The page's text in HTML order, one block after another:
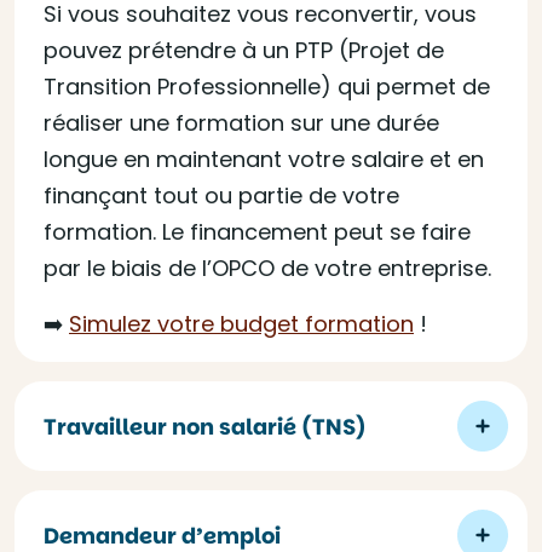
Si vous souhaitez vous reconvertir, vous
pouvez prétendre à un PTP (Projet de
Transition Professionnelle) qui permet de
réaliser une formation sur une durée
longue en maintenant votre salaire et en
finançant tout ou partie de votre
formation. Le financement peut se faire
par le biais de l’OPCO de votre entreprise.
➡️ Simulez votre budget formation !
Travailleur non salarié (TNS)
Demandeur d’emploi